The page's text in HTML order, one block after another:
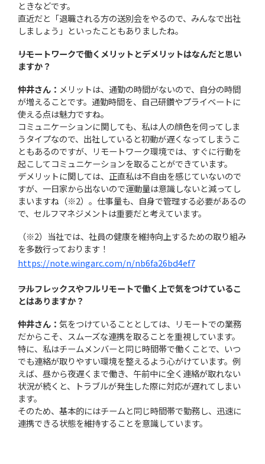
ときなどです。
直近だと「退職される方の送別会をやるので、みんなで出社
しましょう」といったこともありましたね。
――リモートワークで働くメリットとデメリットはなんだと思い
ますか？
仲井さん： メリットは、通勤の時間がないので、自分の時間
が増えることです。通勤時間を、自己研鑽やプライベートに
使える点は魅力ですね。
コミュニケーションに関しても、私は人の顔色を伺ってしま
うタイプなので、出社していると初動が遅くなってしまうこ
ともあるのですが、リモートワーク環境では、すぐに行動を
起こしてコミュニケーションを取ることができています。
デメリットに関しては、正直私は不自由を感じていないので
すが、一日家から出ないので運動量は意識しないと減ってし
まいますね（※2）。仕事量も、自身で管理する必要があるの
で、セルフマネジメントは重要だと考えています。
（※2）当社では、社員の健康を維持向上するための取り組み
を多数行っております！
https://note.wingarc.com/n/nb6fa26bd4ef7
――フルフレックスやフルリモートで働く上で気をつけているこ
とはありますか？
仲井さん： 気をつけていることとしては、リモートでの業務
だからこそ、スムーズな連携を取ることを重視しています。
特に、私はチームメンバーと同じ時間帯で働くことで、いつ
でも連絡が取りやすい環境を整えるよう心がけています。例
えば、昼から夜遅くまで働き、午前中に全く連絡が取れない
状況が続くと、トラブルが発生した際に対応が遅れてしまい
ます。
そのため、基本的にはチームと同じ時間帯で勤務し、迅速に
連携できる状態を維持することを意識しています。